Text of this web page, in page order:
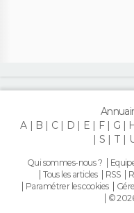
A
B C D E F G H
S
T
Qui sommes-nous ?
Tous les articles
RSS
Paramétrer les cookies
©